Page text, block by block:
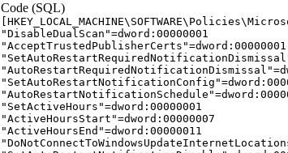
Code (SQL)
"DisableDualScan"=dword:00000001
"AcceptTrustedPublisherCerts"=dword:00000001
"SetActiveHours"=dword:00000001
"ActiveHoursStart"=dword:00000007
"ActiveHoursEnd"=dword:00000011